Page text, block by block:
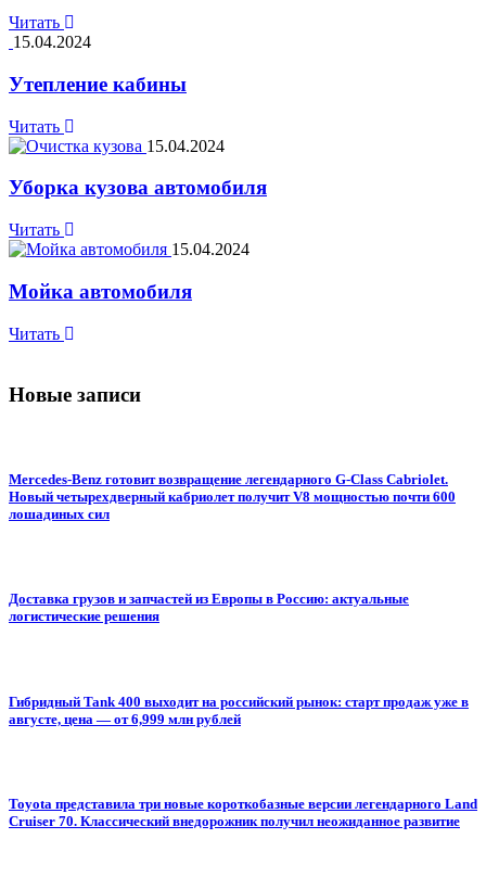
Читать
15.04.2024
Утепление кабины
Читать
15.04.2024
Уборка кузова автомобиля
Читать
15.04.2024
Мойка автомобиля
Читать
Новые записи
Mercedes-Benz готовит возвращение легендарного G-Class Cabriolet.
Новый четырехдверный кабриолет получит V8 мощностью почти 600
лошадиных сил
Доставка грузов и запчастей из Европы в Россию: актуальные
логистические решения
Гибридный Tank 400 выходит на российский рынок: старт продаж уже в
августе, цена — от 6,999 млн рублей
Toyota представила три новые короткобазные версии легендарного Land
Cruiser 70. Классический внедорожник получил неожиданное развитие